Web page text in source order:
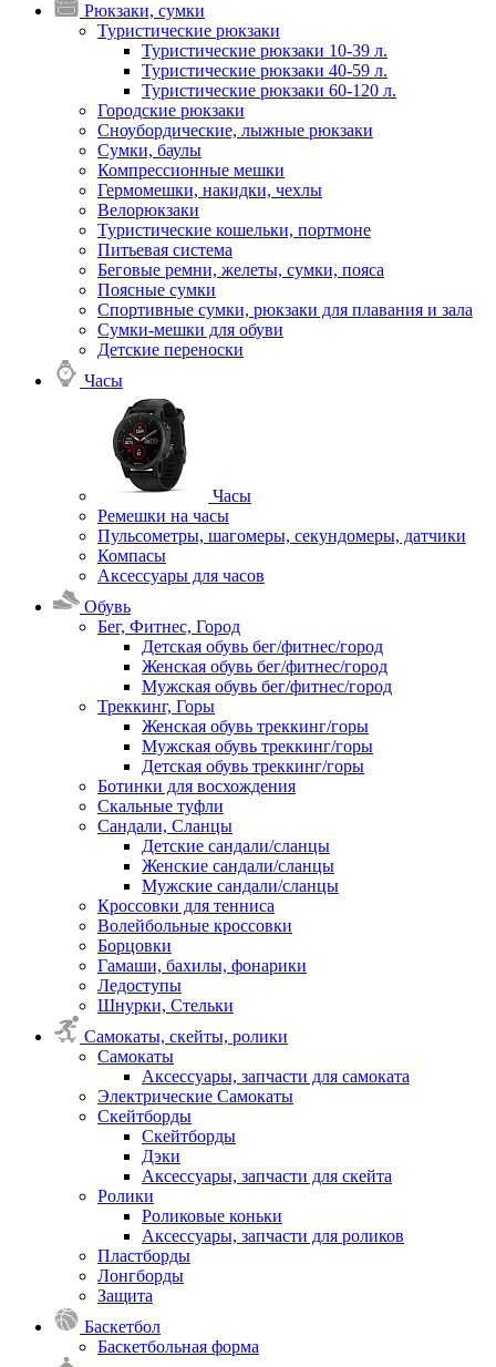
Рюкзаки, сумки
Туристические рюкзаки
Туристические рюкзаки 10-39 л.
Туристические рюкзаки 40-59 л.
Туристические рюкзаки 60-120 л.
Городские рюкзаки
Сноубордические, лыжные рюкзаки
Сумки, баулы
Компрессионные мешки
Гермомешки, накидки, чехлы
Велорюкзаки
Туристические кошельки, портмоне
Питьевая система
Беговые ремни, желеты, сумки, пояса
Поясные сумки
Спортивные сумки, рюкзаки для плавания и зала
Сумки-мешки для обуви
Детские переноски
Часы
Часы
Ремешки на часы
Пульсометры, шагомеры, секундомеры, датчики
Компасы
Аксессуары для часов
Обувь
Бег, Фитнес, Город
Детская обувь бег/фитнес/город
Женская обувь бег/фитнес/город
Мужская обувь бег/фитнес/город
Треккинг, Горы
Женская обувь треккинг/горы
Мужская обувь треккинг/горы
Детская обувь треккинг/горы
Ботинки для восхождения
Скальные туфли
Сандали, Сланцы
Детские сандали/сланцы
Женские сандали/сланцы
Мужские сандали/сланцы
Кроссовки для тенниса
Волейбольные кроссовки
Борцовки
Гамаши, бахилы, фонарики
Ледоступы
Шнурки, Стельки
Самокаты, скейты, ролики
Самокаты
Аксессуары, запчасти для самоката
Электрические Самокаты
Скейтборды
Скейтборды
Дэки
Аксессуары, запчасти для скейта
Ролики
Роликовые коньки
Аксессуары, запчасти для роликов
Пластборды
Лонгборды
Защита
Баскетбол
Баскетбольная форма